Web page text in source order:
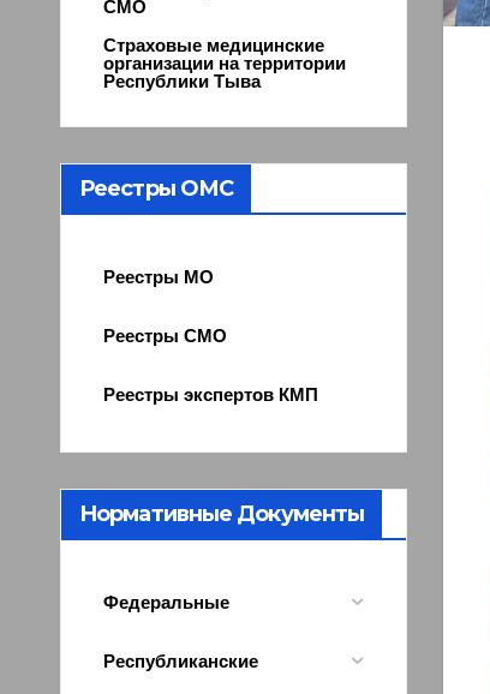
СМО
Страховые медицинские
организации на территории
Республики Тыва
Реестры ОМС
Реестры МО
Реестры СМО
Реестры экспертов КМП
Нормативные Документы
Федеральные
Республиканские